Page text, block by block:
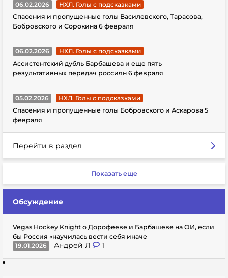
06.02.2026
НХЛ. Голы с подсказками
Спасения и пропущенные голы Василевского, Тарасова,
Бобровского и Сорокина 6 февраля
06.02.2026
НХЛ. Голы с подсказками
Ассистентский дубль Барбашева и еще пять
результативных передач россиян 6 февраля
05.02.2026
НХЛ. Голы с подсказками
Спасения и пропущенные голы Бобровского и Аскарова 5
февраля
Перейти в раздел
Показать еще
Обсуждение
Vegas Hockey Knight о Дорофееве и Барбашеве на ОИ, если
бы Россия «научилась вести себя иначе
19.01.2026
Андрей Л 1